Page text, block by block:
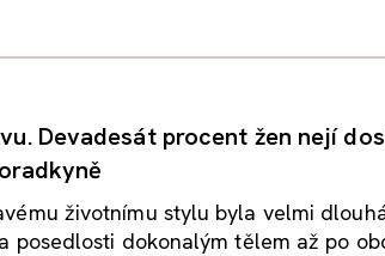
Devadesát procent žen nejí
životnímu stylu byla velmi
posedlosti dokonalým tělem až po